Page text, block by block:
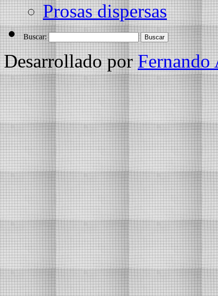
Prosas dispersas
Buscar:
Desarrollado porFernando